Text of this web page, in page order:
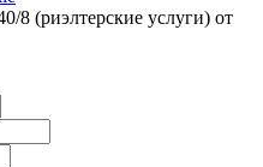
8 (риэлтерские услуги) от